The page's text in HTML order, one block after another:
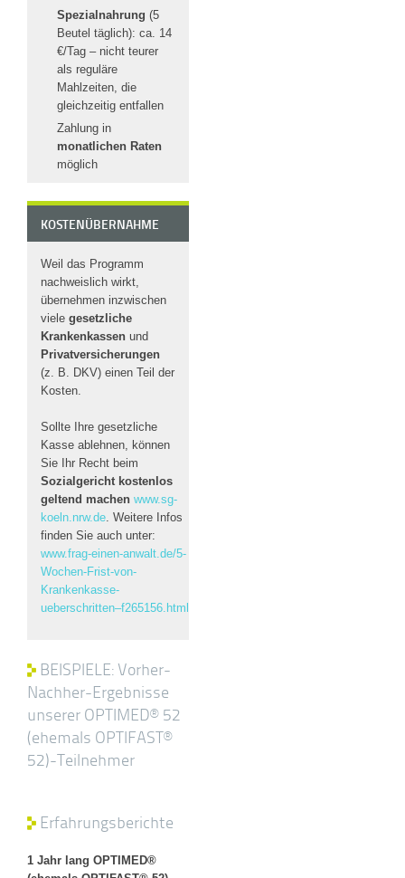
Spezialnahrung (5
Beutel täglich): ca. 14
€/Tag – nicht teurer
als reguläre
Mahlzeiten, die
gleichzeitig entfallen
Zahlung in
monatlichen Raten
möglich
KOSTENÜBERNAHME
Weil das Programm
nachweislich wirkt,
übernehmen inzwischen
viele gesetzliche
Krankenkassen und
Privatversicherungen
(z. B. DKV) einen Teil der
Kosten.
Sollte Ihre gesetzliche
Kasse ablehnen, können
Sie Ihr Recht beim
Sozialgericht kostenlos
geltend machen www.sg-
koeln.nrw.de. Weitere Infos
finden Sie auch unter:
www.frag-einen-anwalt.de/5-
Wochen-Frist-von-
Krankenkasse-
ueberschritten–f265156.html
BEISPIELE: Vorher-
Nachher-Ergebnisse
unserer OPTIMED® 52
(ehemals OPTIFAST®
52)-Teilnehmer
Erfahrungsberichte
1 Jahr lang OPTIMED®